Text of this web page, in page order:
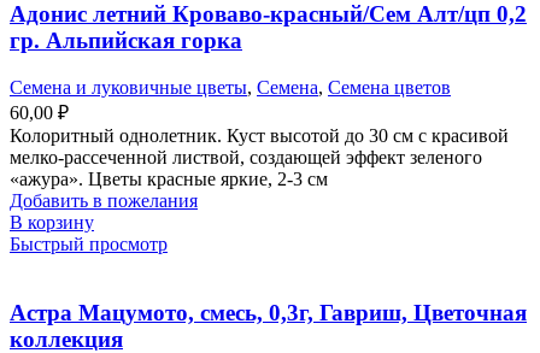
Адонис летний Кроваво-красный/Сем Алт/цп 0,2
гр. Альпийская горка
Семена и луковичные цветы, Семена, Семена цветов
60,00 ₽
Колоритный однолетник. Куст высотой до 30 см с красивой
мелко-рассеченной листвой, создающей эффект зеленого
«ажура». Цветы красные яркие, 2-3 см
Добавить в пожелания
В корзину
Быстрый просмотр
Астра Мацумото, смесь, 0,3г, Гавриш, Цветочная
коллекция